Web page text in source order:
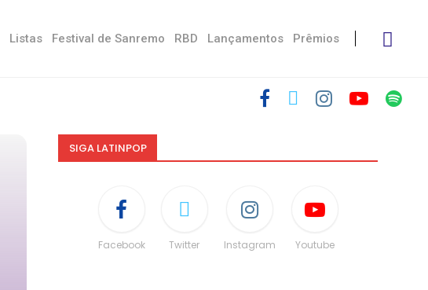
Listas Festival de Sanremo RBD Lançamentos Prêmios
SIGA LATINPOP
Facebook Twitter Instagram Youtube